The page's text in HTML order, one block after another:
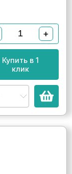
+
Купить в 1
клик